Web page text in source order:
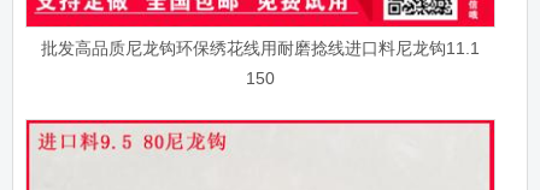
批发高品质尼龙钩环保绣花线用耐磨捻线进口料尼龙钩11.1
150